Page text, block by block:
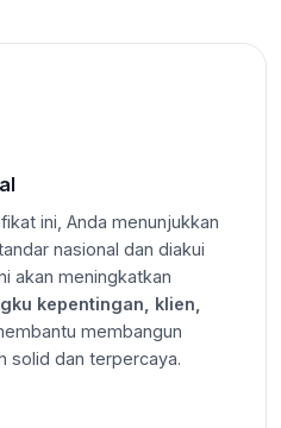
ini, Anda menunjukkan
nasional dan diakui
akan meningkatkan
kepentingan, klien,
membangun
solid dan terpercaya.